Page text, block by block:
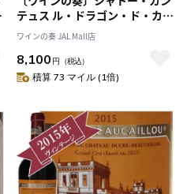
テュス ル・ドラゴン・ド・カン
テュス 2015 / CHATEAU
QVINTVS 2015
ワインの奏 JAL Mall店
8,100 円 （税込）
積算 73 マイル (1倍)